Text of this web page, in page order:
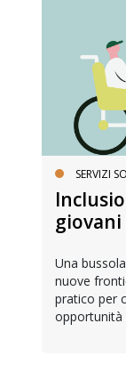
SERVIZI
Una
nuove
pratico per
opportunità